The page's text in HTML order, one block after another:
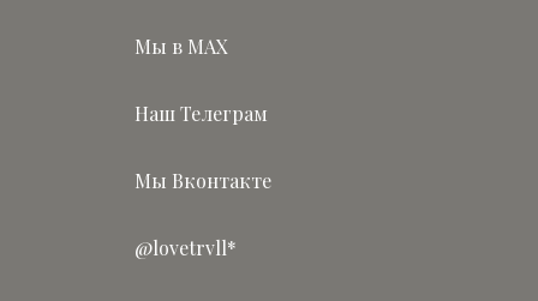
Мы в MAX
Наш Телеграм
Мы Вконтакте
@lovetrvll*